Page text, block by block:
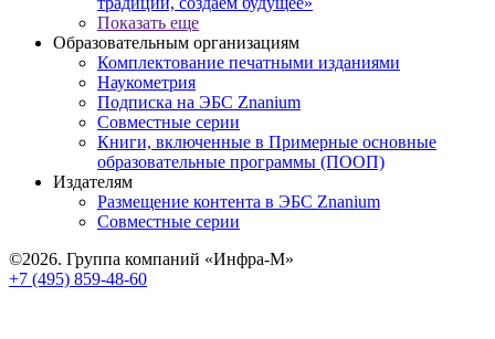
Показать еще
Образовательным организациям
Комплектование печатными изданиями
Наукометрия
Подписка на ЭБС Znanium
Совместные серии
Книги, включенные в Примерные основные
образовательные программы (ПООП)
Издателям
Размещение контента в ЭБС Znanium
Совместные серии
©2026. Группа компаний «Инфра-М»
+7 (495) 859-48-60